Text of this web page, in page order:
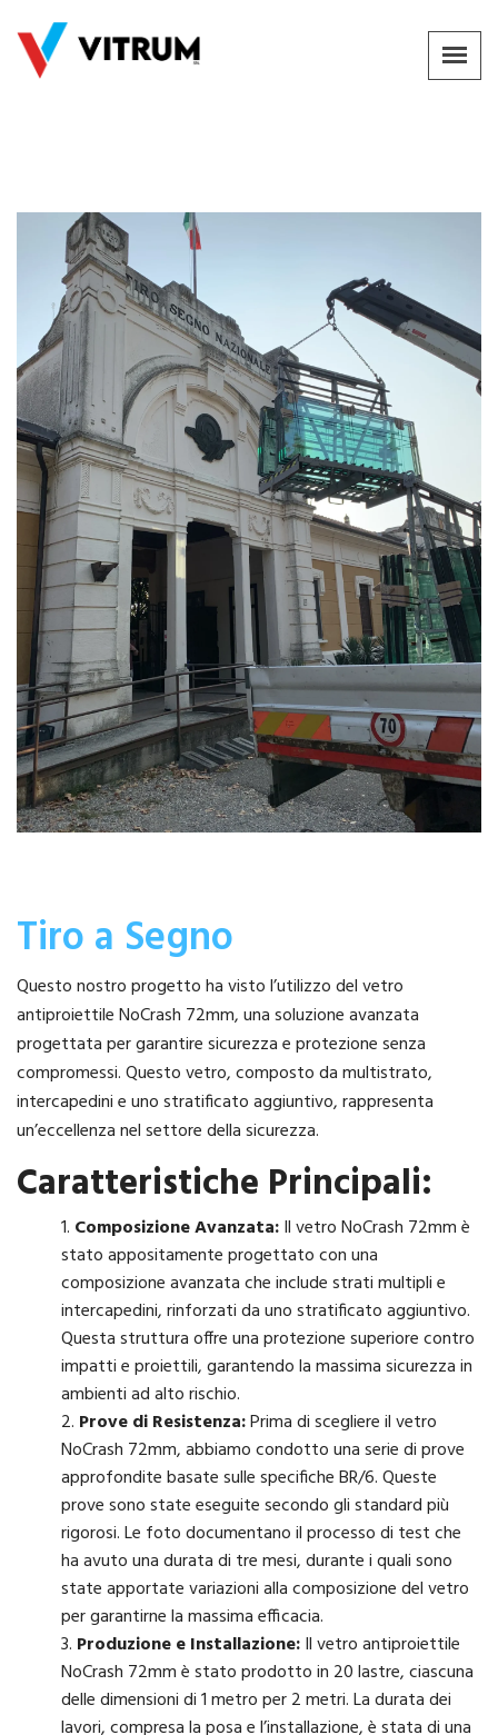
Tiro a Segno
Questo nostro progetto ha visto l’utilizzo del vetro
antiproiettile NoCrash 72mm, una soluzione avanzata
progettata per garantire sicurezza e protezione senza
compromessi. Questo vetro, composto da multistrato,
intercapedini e uno stratificato aggiuntivo, rappresenta
un’eccellenza nel settore della sicurezza.
Caratteristiche Principali:
Composizione Avanzata:Il vetro NoCrash 72mm è
stato appositamente progettato con una
composizione avanzata che include strati multipli e
intercapedini, rinforzati da uno stratificato aggiuntivo.
Questa struttura offre una protezione superiore contro
impatti e proiettili, garantendo la massima sicurezza in
ambienti ad alto rischio.
Prove di Resistenza:Prima di scegliere il vetro
NoCrash 72mm, abbiamo condotto una serie di prove
approfondite basate sulle specifiche BR/6. Queste
prove sono state eseguite secondo gli standard più
rigorosi. Le foto documentano il processo di test che
ha avuto una durata di tre mesi, durante i quali sono
state apportate variazioni alla composizione del vetro
per garantirne la massima efficacia.
Produzione e Installazione:Il vetro antiproiettile
NoCrash 72mm è stato prodotto in 20 lastre, ciascuna
delle dimensioni di 1 metro per 2 metri. La durata dei
lavori, compresa la posa e l’installazione, è stata di una